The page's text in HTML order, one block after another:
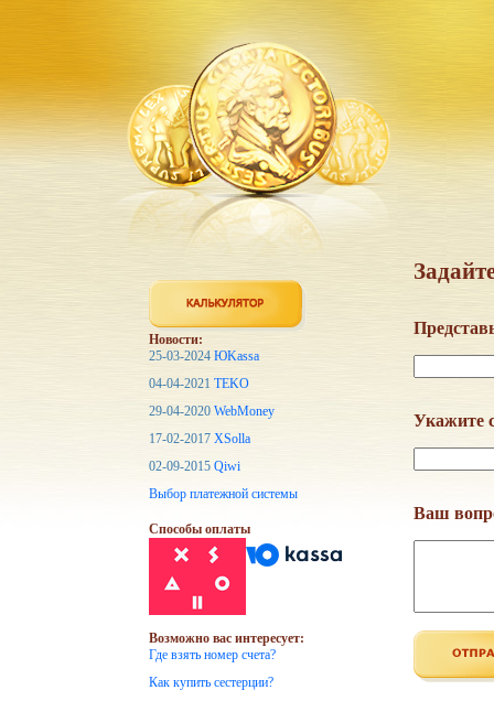
Укажите
Ваш
Новости:
25-03-2024 ЮKassa
04-04-2021 TEKO
29-04-2020 WebMoney
17-02-2017 XSolla
02-09-2015 Qiwi
Выбор платежной системы
Способы оплаты
Возможно вас интересует:
Где взять номер счета?
Как купить сестерции?